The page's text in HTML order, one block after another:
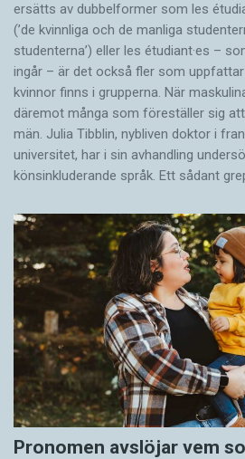
ersätts av dubbel­former som les
(’de kvinnliga och de manliga
studenterna’) eller les étudiant·es –
ingår – är det också fler som
kvinnor finns i grupperna. När
där­emot många som föreställer sig
män. Julia Tibblin, nybliven doktor i
universitet, har i sin avhandling
könsinkluderande språk. Ett sådant
Pronomen avslöjar vem